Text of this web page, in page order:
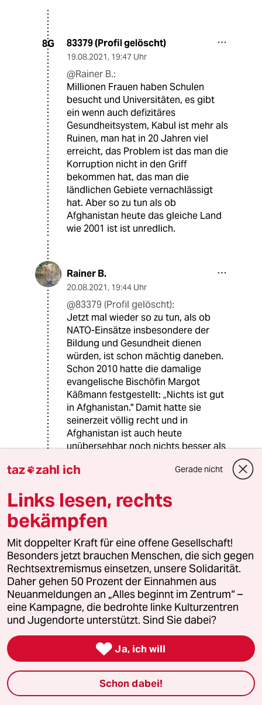
8G 83379 (Profil gelöscht)
19.08.2021, 19:47 Uhr
@Rainer B.:
Millionen Frauen haben Schulen
besucht und Universitäten, es gibt
ein wenn auch defizitäres
Gesundheitsystem, Kabul ist mehr als
Ruinen, man hat in 20 Jahren viel
erreicht, das Problem ist das man die
Korruption nicht in den Griff
bekommen hat, das man die
ländlichen Gebiete vernachlässigt
hat. Aber so zu tun als ob
Afghanistan heute das gleiche Land
wie 2001 ist ist unredlich.
Rainer B.
20.08.2021, 19:44 Uhr
@83379 (Profil gelöscht):
Jetzt mal wieder so zu tun, als ob
NATO-Einsätze insbesondere der
Bildung und Gesundheit dienen
würden, ist schon mächtig daneben.
Schon 2010 hatte die damalige
evangelische Bischöfin Margot
Käßmann festgestellt: „Nichts ist gut
in Afghanistan." Damit hatte sie
seinerzeit völlig recht und in
Afghanistan ist auch heute
unübersehbar noch nichts besser als
8G 83379 (Profil gelöscht)
21.08.2021
@Rainer B.:
Man hat viele Fehler gemacht aber
Käßmann mit ihrer Analyse lag falsch,
vieles war besser als unter den
Taliban. Vieles lief falsch, aber das
lag an den Politikern.
Korruptionsbekämpfung und aufbau
einer funktionierenden Verwaltung
sind nicht Aufgabe der Bundeswehr.
Rainer B.
22.08.2021,08:06 Uhr
taz zahl ich Gerade nicht
Links lesen, rechts
bekämpfen
Mit doppelter Kraft für eine offene Gesellschaft!
Besonders jetzt brauchen Menschen, die sich gegen
Rechtsextremismus einsetzen, unsere Solidarität.
Daher gehen 50 Prozent der Einnahmen aus
Neuanmeldungen an „Alles beginnt im Zentrum“ –
eine Kampagne, die bedrohte linke Kulturzentren
und Jugendorte unterstützt. Sind Sie dabei?
 Ja, ich will
Schon dabei!